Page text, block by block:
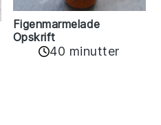
Figenmarmelade
Opskrift
40 minutter